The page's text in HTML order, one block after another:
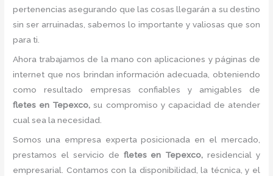
pertenencias asegurando que las cosas llegarán a su destino
sin ser arruinadas, sabemos lo importante y valiosas que son
para ti.
Ahora trabajamos de la mano con aplicaciones y páginas de
internet que nos brindan información adecuada, obteniendo
como resultado empresas confiables y amigables de
fletes en Tepexco,su compromiso y capacidad de atender
cual sea la necesidad.
Somos una empresa experta posicionada en el mercado,
prestamos el servicio de fletesen Tepexco, residencial y
empresarial. Contamos con la disponibilidad, la técnica, y el